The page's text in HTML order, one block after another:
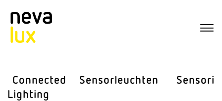
Connected
Lighting
Sensor­leuchten Sensorik